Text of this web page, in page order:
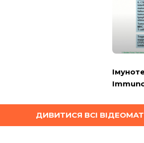
ДИВИТИСЯ ВСІ